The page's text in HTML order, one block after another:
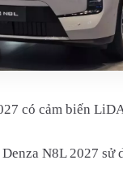
có cảm biến
N8L 2027 sử